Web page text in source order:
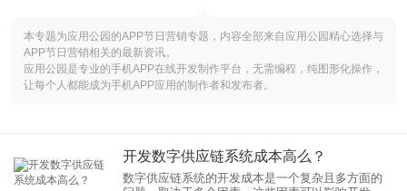
本专题为应用公园的APP节日营销专题，内容全部来自应用公园精心选择与
APP节日营销相关的最新资讯。
应用公园是专业的手机APP在线开发制作平台，无需编程，纯图形化操作，
让每个人都能成为手机APP应用的制作者和发布者。
开发数字供应链系统成本高么？
数字供应链系统的开发成本是一个复杂且多方面的